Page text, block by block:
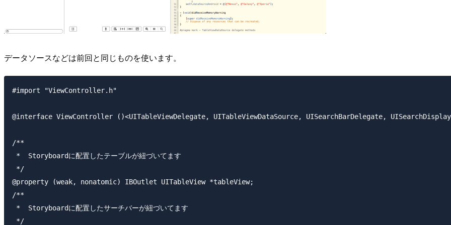
データソースなどは前回と同じものを使います。
#import "ViewController.h"
@interface ViewController ()<UITableViewDelegate, UITableViewDataSource, UISearchBarDelegate,
/**
*  Storyboardに配置したテーブルが紐づいてます
*/
@property (weak, nonatomic) IBOutlet UITableView *tableView;
/**
*  Storyboardに配置したサーチバーが紐づいてます
*/